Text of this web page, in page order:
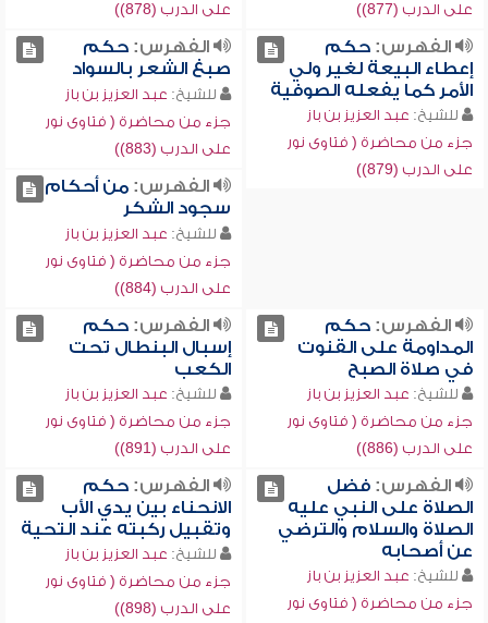
على الدرب (877))
على الدرب (878))
الفهرس:حكم
إعطاء البيعة لغير ولي
الأمر كما يفعله الصوفية
للشيخ: عبد العزيز بن باز
جزء من محاضرة ( فتاوى نور
على الدرب (879))
الفهرس:حكم
صبغ الشعر بالسواد
للشيخ: عبد العزيز بن باز
جزء من محاضرة ( فتاوى نور
على الدرب (883))
الفهرس:من أحكام
سجود الشكر
للشيخ: عبد العزيز بن باز
جزء من محاضرة ( فتاوى نور
على الدرب (884))
الفهرس:حكم
المداومة على القنوت
في صلاة الصبح
للشيخ: عبد العزيز بن باز
جزء من محاضرة ( فتاوى نور
على الدرب (886))
الفهرس:حكم
إسبال البنطال تحت
الكعب
للشيخ: عبد العزيز بن باز
جزء من محاضرة ( فتاوى نور
على الدرب (891))
الفهرس:فضل
الصلاة على النبي عليه
الصلاة والسلام والترضي
عن أصحابه
للشيخ: عبد العزيز بن باز
جزء من محاضرة ( فتاوى نور
الفهرس:حكم
الانحناء بين يدي الأب
وتقبيل ركبته عند التحية
للشيخ: عبد العزيز بن باز
جزء من محاضرة ( فتاوى نور
على الدرب (898))